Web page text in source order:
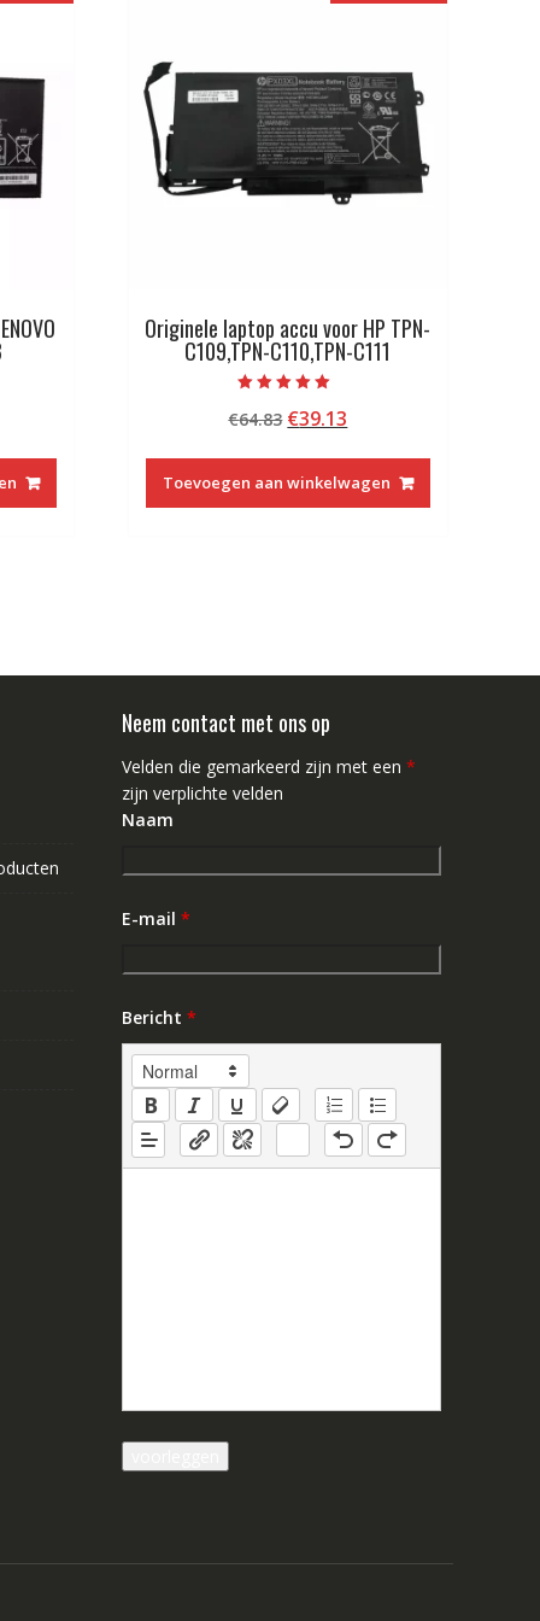
Originele laptop accu voor HP TPN-
C109,TPN-C110,TPN-C111
5.00
van 5
€64.83 Oorspronkelijke
was:
€64.83.
€39.13
€39.13.
Toevoegen aan winkelwagen
Neem contact met ons op
Velden die gemarkeerd zijn met een *
zijn verplichte velden
Naam
E-mail *
Bericht *